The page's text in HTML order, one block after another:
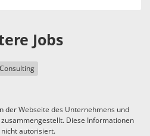
Jobs
Consulting
der Webseite des Unternehmens und
Diese Informationen
autorisiert.